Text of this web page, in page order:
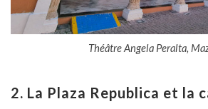
Théâtre Angela Peralta,
2. La Plaza Republica et la